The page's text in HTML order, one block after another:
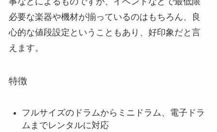
必要な楽器や機材が揃っているのはもちろん、良
心的な値段設定ということもあり、好印象だと言
えます。
特徴
フルサイズのドラムからミニドラム、電子ドラ
ムまでレンタルに対応